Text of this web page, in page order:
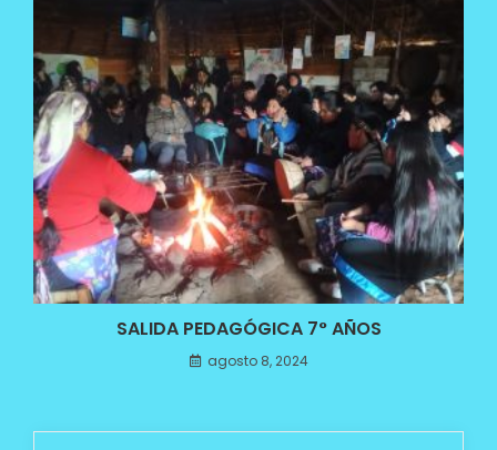
SALIDA PEDAGÓGICA 7° AÑOS
agosto 8, 2024